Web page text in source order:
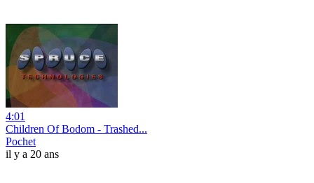
4:01
Children Of Bodom - Trashed...
Pochet
il y a 20 ans